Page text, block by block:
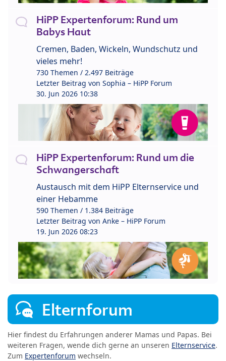
HiPP Expertenforum: Rund um
Babys Haut
Cremen, Baden, Wickeln, Wundschutz und
vieles mehr!
730 Themen / 2.497 Beiträge
Letzter Beitrag von Sophia – HiPP Forum
30. Jun 2026 10:38
HiPP Expertenforum: Rund um die
Schwangerschaft
Austausch mit dem HiPP Elternservice und
einer Hebamme
590 Themen / 1.384 Beiträge
Letzter Beitrag von Anke – HiPP Forum
19. Jun 2026 08:23
Elternforum
Hier findest du Erfahrungen anderer Mamas und Papas. Bei
weiteren Fragen, wende dich gerne an unseren Elternservice.
Zum Expertenforum wechseln.